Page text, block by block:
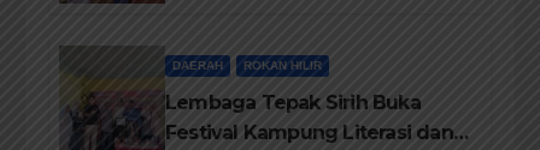
DAERAH ROKAN HILIR
Lembaga Tepak Sirih Buka
Festival Kampung Literasi dan